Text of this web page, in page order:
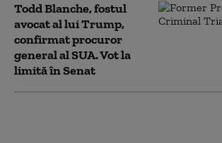
Todd Blanche, fostul
avocat al lui Trump,
confirmat procuror
general al SUA. Vot la
limită în Senat